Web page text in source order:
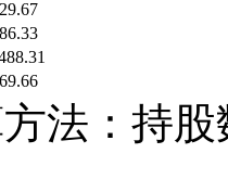
法：持